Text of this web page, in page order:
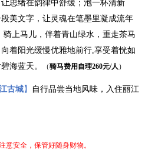
思绪在韵律中舒缓；泡一杯清新
美文字，让灵魂在笔墨里凝成流年
骑上马儿，伴着青山绿水，重走茶马
着阳光缓慢优雅地前行,享受着恍如
海蓝天。
（骑马费用自理260元/人 ）
古城】
自行品尝当地风味，入住丽江
意安全，保管好随身财物。